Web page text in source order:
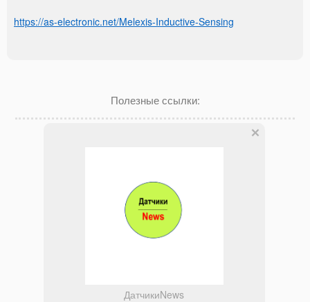
https://as-electronic.net/Melexis-Inductive-Sensing
Полезные ссылки:
ДатчикиNews